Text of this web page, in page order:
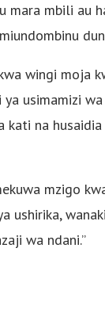
mara mbili au
wingi moja
usimamizi
kati na
mzigo
ushirika,
wa ndani.”